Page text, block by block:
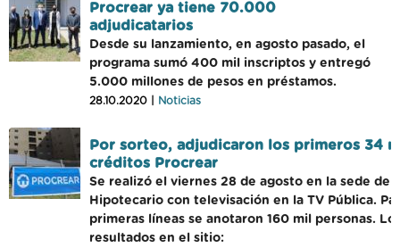
Procrear ya tiene 70.000
adjudicatarios
Desde su lanzamiento, en agosto pasado, el
programa sumó 400 mil inscriptos y entregó
5.000 millones de pesos en préstamos.
28.10.2020 | Noticias
Por sorteo, adjudicaron los primeros 34
créditos Procrear
Se realizó el viernes 28 de agosto en la sede del
Hipotecario con televisación en la TV Pública.
primeras líneas se anotaron 160 mil personas.
resultados en el sitio: